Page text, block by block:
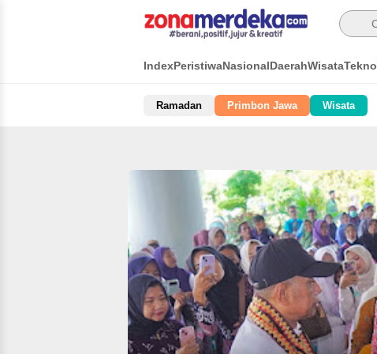
IndexPeristiwaNasionalDaerahWisataTekno
Ramadan Primbon Jawa Wisata